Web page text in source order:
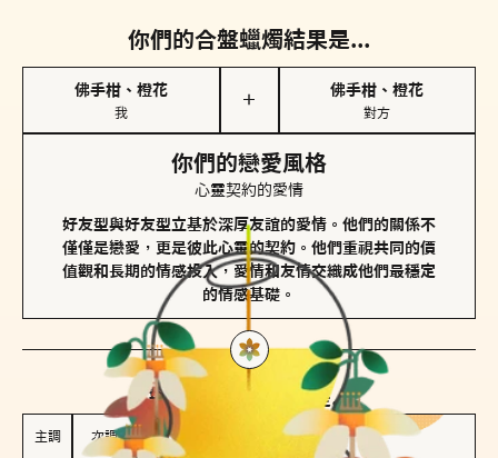
你們的合盤蠟燭結果是...
佛手柑、橙花
我
＋
佛手柑、橙花
對方
你們的戀愛風格
心靈契約的愛情
好友型與好友型立基於深厚友誼的愛情。他們的關係不
僅僅是戀愛，更是彼此心靈的契約。他們重視共同的價
值觀和長期的情感投入，愛情和友情交織成他們最穩定
的情感基礎。
對方 的主調蠟燭是...
主調 次調